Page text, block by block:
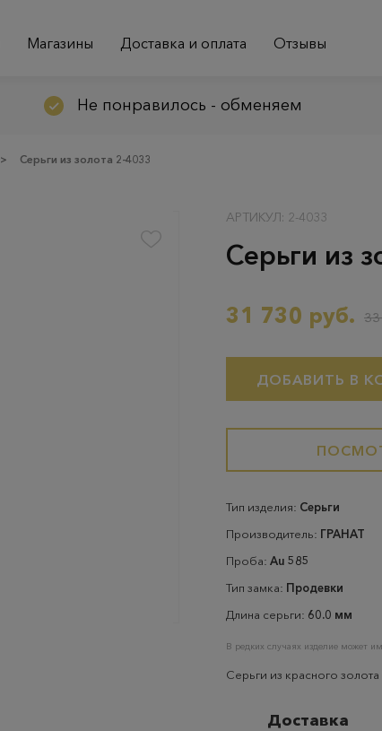
Магазины Доставка и оплата Отзывы
Не понравилось - обменяем
> Серьги из золота 2-4033
АРТИКУЛ: 2-4033
Серьги из
31 730 руб.
ДОБАВИТЬ В
Тип изделия: Серьги
Производитель: ГРАНАТ
Проба: Au 585
Тип замка: Продевки
Длина серьги: 60.0 мм
В редких случаях изделие может
Серьги из красного
Доставка